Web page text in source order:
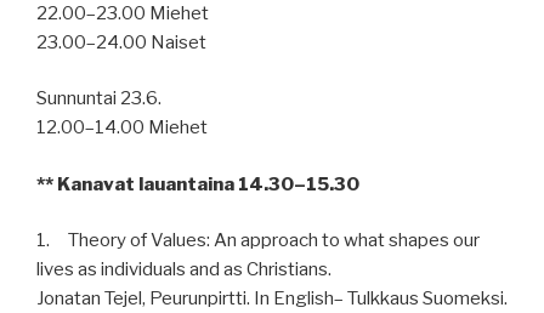
22.00–23.00 Miehet
23.00–24.00 Naiset
Sunnuntai 23.6.
12.00–14.00 Miehet
** Kanavat lauantaina 14.30–15.30
1. Theory of Values: An approach to what shapes our
lives as individuals and as Christians.
Jonatan Tejel, Peurunpirtti. In English– Tulkkaus Suomeksi.